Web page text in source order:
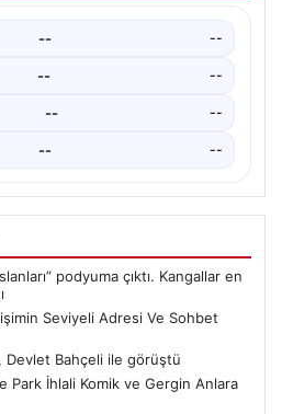
taşımaktadır. Günümüzde
-- --
-- --
-- --
-- --
podyuma çıktı. Kangallar en
Seviyeli Adresi Ve Sohbet
Devlet Bahçeli ile görüştü
Park İhlali Komik ve Gergin Anlara